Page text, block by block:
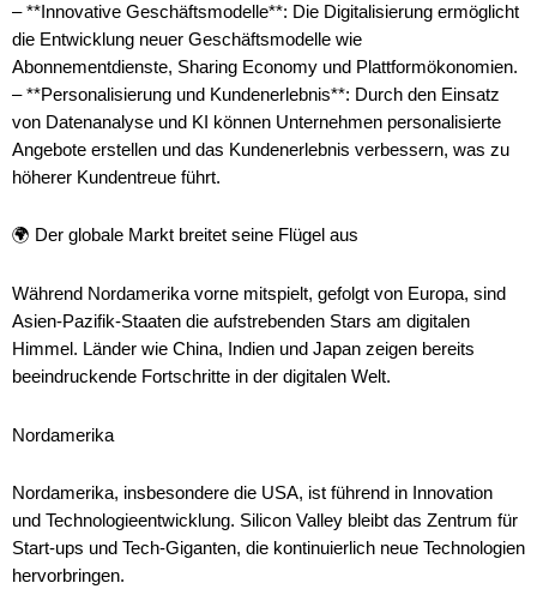
– **Innovative Geschäftsmodelle**: Die Digitalisierung ermöglicht
die Entwicklung neuer Geschäftsmodelle wie
Abonnementdienste, Sharing Economy und Plattformökonomien.
– **Personalisierung und Kundenerlebnis**: Durch den Einsatz
von Datenanalyse und KI können Unternehmen personalisierte
Angebote erstellen und das Kundenerlebnis verbessern, was zu
höherer Kundentreue führt.
🌍 Der globale Markt breitet seine Flügel aus
Während Nordamerika vorne mitspielt, gefolgt von Europa, sind
Asien-Pazifik-Staaten die aufstrebenden Stars am digitalen
Himmel. Länder wie China, Indien und Japan zeigen bereits
beeindruckende Fortschritte in der digitalen Welt.
Nordamerika
Nordamerika, insbesondere die USA, ist führend in Innovation
und Technologieentwicklung. Silicon Valley bleibt das Zentrum für
Start-ups und Tech-Giganten, die kontinuierlich neue Technologien
hervorbringen.